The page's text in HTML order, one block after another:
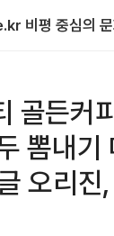
골든커
뽐내기
오리진